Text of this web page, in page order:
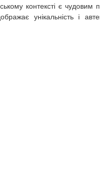
контексті є чудовим
унікальність і